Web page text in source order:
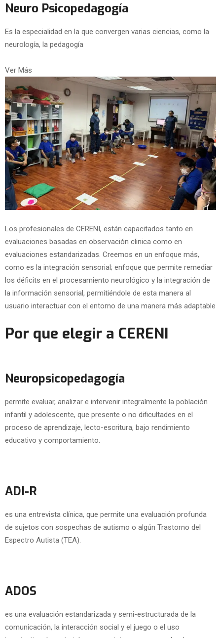
Neuro Psicopedagogía
Es la especialidad en la que convergen varias ciencias, como la
neurología, la pedagogía
Ver Más
Los profesionales de CERENI, están capacitados tanto en
evaluaciones basadas en observación clinica como en
evaluaciones estandarizadas. Creemos en un enfoque más,
como es la integración sensorial; enfoque que permite remediar
los déficits en el procesamiento neurológico y la integración de
la información sensorial, permitiéndole de esta manera al
usuario interactuar con el entorno de una manera más adaptable
Por que elegir a CERENI
Neuropsicopedagogía
permite evaluar, analizar e intervenir integralmente la población
infantil y adolescente, que presente o no dificultades en el
proceso de aprendizaje, lecto-escritura, bajo rendimiento
educativo y comportamiento.
ADI-R
es una entrevista clínica, que permite una evaluación profunda
de sujetos con sospechas de autismo o algún Trastorno del
Espectro Autista (TEA).
ADOS
es una evaluación estandarizada y semi-estructurada de la
comunicación, la interacción social y el juego o el uso